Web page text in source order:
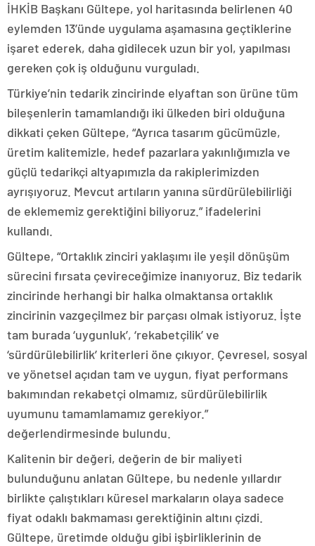
İHKİB Başkanı Gültepe, yol haritasında belirlenen 40
eylemden 13’ünde uygulama aşamasına geçtiklerine
işaret ederek, daha gidilecek uzun bir yol, yapılması
gereken çok iş olduğunu vurguladı.
Türkiye’nin tedarik zincirinde elyaftan son ürüne tüm
bileşenlerin tamamlandığı iki ülkeden biri olduğuna
dikkati çeken Gültepe, “Ayrıca tasarım gücümüzle,
üretim kalitemizle, hedef pazarlara yakınlığımızla ve
güçlü tedarikçi altyapımızla da rakiplerimizden
ayrışıyoruz. Mevcut artıların yanına sürdürülebilirliği
de eklememiz gerektiğini biliyoruz.” ifadelerini
kullandı.
Gültepe, “Ortaklık zinciri yaklaşımı ile yeşil dönüşüm
sürecini fırsata çevireceğimize inanıyoruz. Biz tedarik
zincirinde herhangi bir halka olmaktansa ortaklık
zincirinin vazgeçilmez bir parçası olmak istiyoruz. İşte
tam burada ‘uygunluk’, ‘rekabetçilik’ ve
‘sürdürülebilirlik’ kriterleri öne çıkıyor. Çevresel, sosyal
ve yönetsel açıdan tam ve uygun, fiyat performans
bakımından rekabetçi olmamız, sürdürülebilirlik
uyumunu tamamlamamız gerekiyor.”
değerlendirmesinde bulundu.
Kalitenin bir değeri, değerin de bir maliyeti
bulunduğunu anlatan Gültepe, bu nedenle yıllardır
birlikte çalıştıkları küresel markaların olaya sadece
fiyat odaklı bakmaması gerektiğinin altını çizdi.
Gültepe, üretimde olduğu gibi işbirliklerinin de